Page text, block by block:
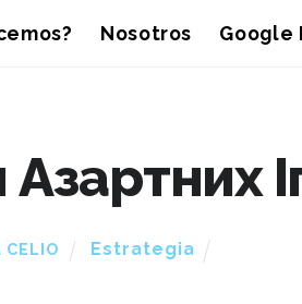
Nosotros Google
CELIO Estrategia